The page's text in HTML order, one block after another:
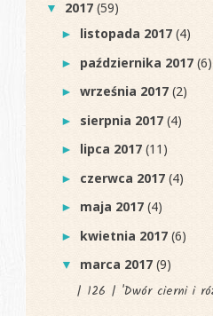
▼ 2017(59)
► listopada 2017(4)
► października 2017(6)
►września 2017(2)
► sierpnia 2017(4)
► lipca 2017(11)
► czerwca 2017(4)
► maja 2017(4)
► kwietnia 2017(6)
▼ marca 2017(9)
| 126 | 'Dwór cierni i